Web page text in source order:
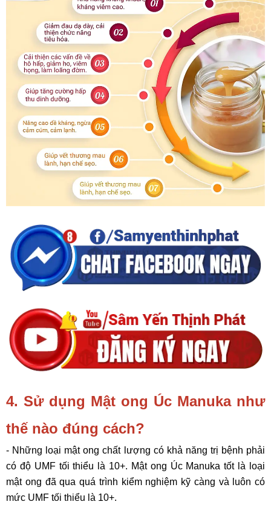
4. Sử dụng Mật ong Úc Manuka như
thế nào đúng cách?
- Những loại mật ong chất lượng có khả năng trị bệnh phải
có độ UMF tối thiểu là 10+. Mật ong Úc Manuka tốt là loại
mật ong đã qua quá trình kiểm nghiệm kỹ càng và luôn có
mức UMF tối thiểu là 10+.